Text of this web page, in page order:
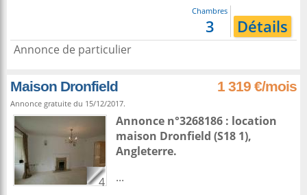
Chambres
3 Détails
Annonce de particulier
Maison Dronfield 1 319 €/mois
Annonce gratuite du 15/12/2017.
4
Annonce n°3268186 : location
maison Dronfield (S18 1),
Angleterre.
...